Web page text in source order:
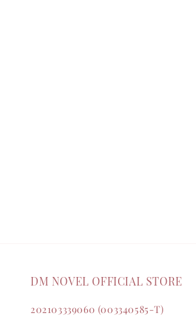
DM NOVEL OFFICIAL STORE
202103339060 (003340585-T)